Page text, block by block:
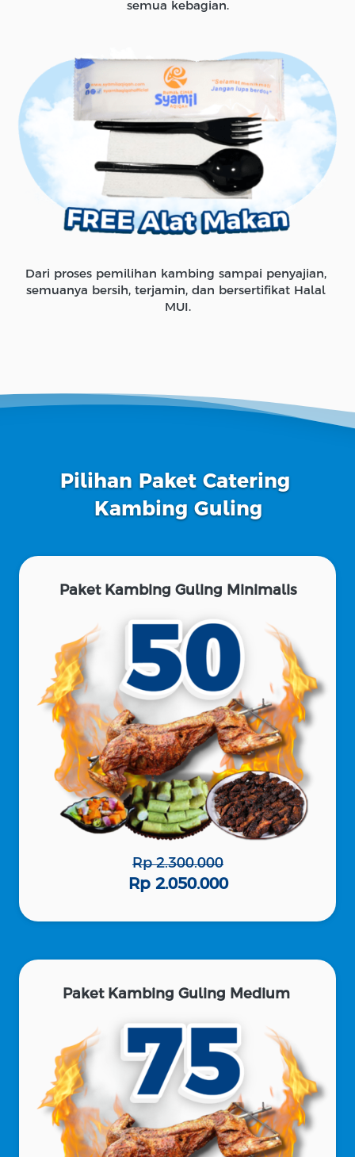
semua kebagian.
Dari proses pemilihan kambing sampai penyajian,
semuanya bersih, terjamin, dan bersertifikat Halal
MUI.
Pilihan Paket Catering
Kambing Guling
Paket Kambing Guling Minimalis
Rp 2.300.000
Rp 2.050.000
Paket Kambing Guling Medium